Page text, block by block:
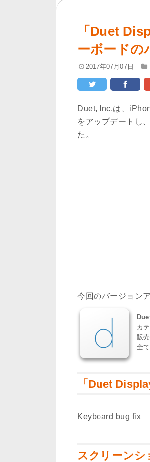
「Duet
ーボードの
2017年07月07日
Duet, Inc.は、
をアップデートし
た。
今回のバージョン
カ
販
全
「Duet
Keyboard bug fix
スクリーンシ